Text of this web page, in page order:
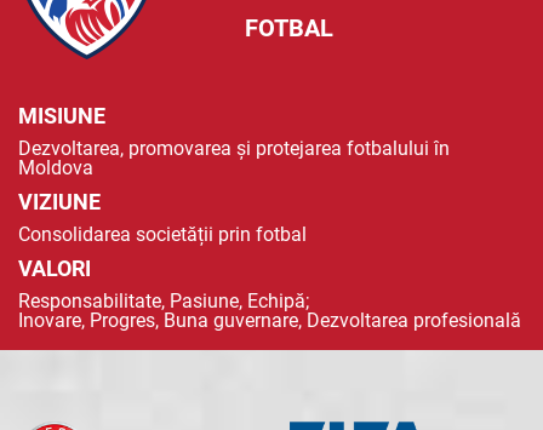
FOTBAL
MISIUNE
Dezvoltarea, promovarea și protejarea fotbalului în
Moldova
VIZIUNE
Consolidarea societății prin fotbal
VALORI
Responsabilitate, Pasiune, Echipă;
Inovare, Progres, Buna guvernare, Dezvoltarea profesională